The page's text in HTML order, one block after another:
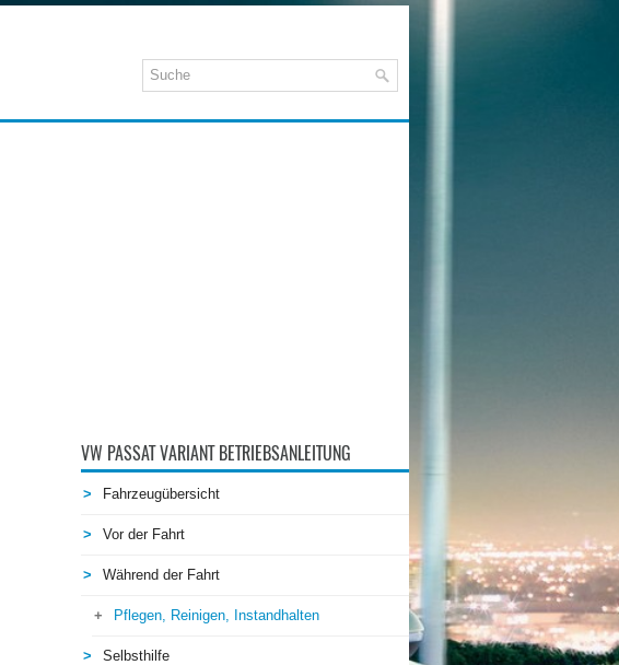
VW PASSAT VARIANT BETRIEBSANLEITUNG
Fahrzeugübersicht
Vor der Fahrt
Während der Fahrt
Pflegen, Reinigen, Instandhalten
Selbsthilfe